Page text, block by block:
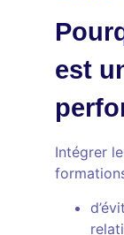
est
Intégrer